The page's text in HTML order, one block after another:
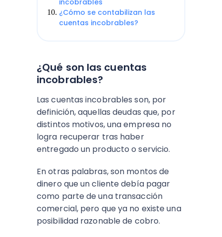
incobrables
¿Cómo se contabilizan las
cuentas incobrables?
¿Qué son las cuentas
incobrables?
Las cuentas incobrables son, por
definición, aquellas deudas que, por
distintos motivos, una empresa no
logra recuperar tras haber
entregado un producto o servicio.
En otras palabras, son montos de
dinero que un cliente debía pagar
como parte de una transacción
comercial, pero que ya no existe una
posibilidad razonable de cobro.